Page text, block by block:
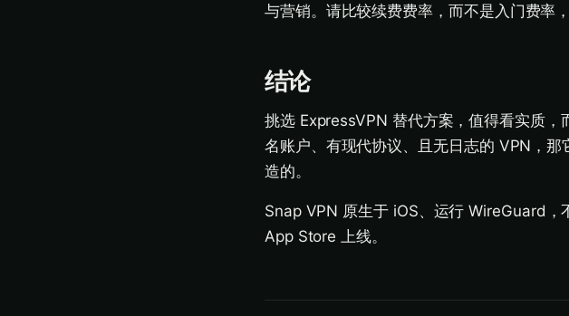
与营销。请比较续费费率，而不是入门费率
结论
挑选 ExpressVPN 替代方案，值得看实质
名账户、有现代协议、且无日志的 VPN，
造的。
Snap VPN 原生于 iOS、运行 WireGuard，
App Store 上线。